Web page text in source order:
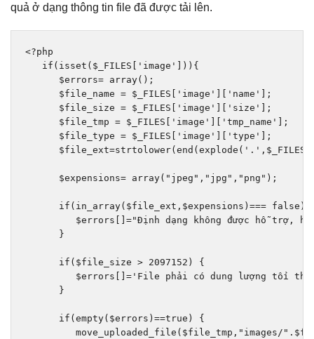
quả ở dạng thông tin file đã được tải lên.
<?php
if ( isset ( $_FILES 'image'
])){
      $errors
= array();
      $file_name
= $_FILES 'image' 'name'
];
      $file_size
= $_FILES 'image' 'size'
];
      $file_tmp
= $_FILES 'image' 'tmp_name'
];
      $file_type
= $_FILES 'image' 'type'
];
      $file_ext
=strtolower( end ( explode ( '.' , $_FILES
      $expensions
= array( "jpeg" , "jpg" , "png" );
if ( in_array( $file_ext , $expensions )=== false ){
         $errors
[]="Định dạng không được hỗ trợ,
}
if ( $file_size > 2097152 )
{
         $errors
[]= 'File phải có dung lượng tối
}
if ( empty( $errors )==true )
{
         move_uploaded_file
( $file_tmp , "images/" .